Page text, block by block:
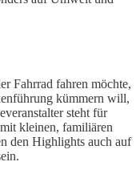
Fahrrad fahren möchte,
kümmern will,
steht für
kleinen, familiären
den Highlights auch auf